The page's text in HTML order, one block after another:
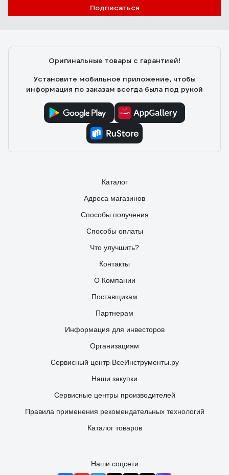
Подписаться
Оригинальные товары с гарантией!
Установите мобильное приложение, чтобы
информация по заказам всегда была под рукой
Каталог
Адреса магазинов
Способы получения
Способы оплаты
Что улучшить?
Контакты
О Компании
Поставщикам
Партнерам
Информация для инвесторов
Организациям
Сервисный центр ВсеИнструменты.ру
Наши закупки
Сервисные центры производителей
Правила применения рекомендательных технологий
Каталог товаров
Наши соцсети